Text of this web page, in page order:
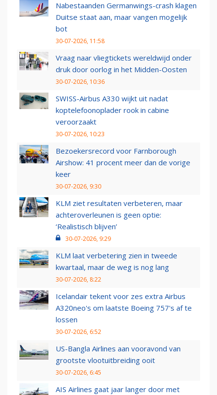
Nabestaanden Germanwings-crash klagen
Duitse staat aan, maar vangen mogelijk
bot
30-07-2026, 11:58
Vraag naar vliegtickets wereldwijd onder
druk door oorlog in het Midden-Oosten
30-07-2026, 10:36
SWISS-Airbus A330 wijkt uit nadat
koptelefoonoplader rook in cabine
veroorzaakt
30-07-2026, 10:23
Bezoekersrecord voor Farnborough
Airshow: 41 procent meer dan de vorige
keer
30-07-2026, 9:30
KLM ziet resultaten verbeteren, maar
achteroverleunen is geen optie:
‘Realistisch blijven’
30-07-2026, 9:29
KLM laat verbetering zien in tweede
kwartaal, maar de weg is nog lang
30-07-2026, 8:22
Icelandair tekent voor zes extra Airbus
A320neo's om laatste Boeing 757's af te
lossen
30-07-2026, 6:52
US-Bangla Airlines aan vooravond van
grootste vlootuitbreiding ooit
30-07-2026, 6:45
AIS Airlines gaat jaar langer door met